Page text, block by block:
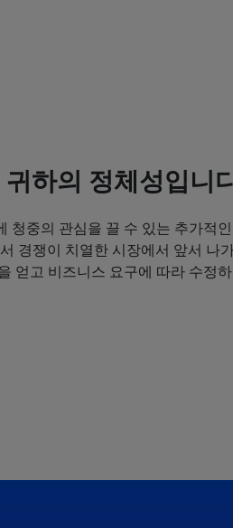
하의 정체성입니
청중의 관심을 끌 수 있는 추가적
경쟁이 치열한 시장에서 앞서 나
얻고 비즈니스 요구에 따라 수정